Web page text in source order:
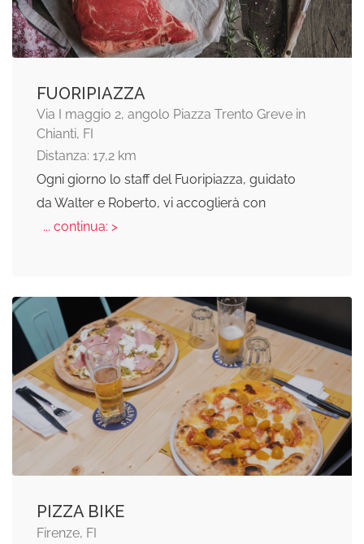
FUORIPIAZZA
Via I maggio 2, angolo Piazza Trento Greve in
Chianti, FI
Distanza: 17,2 km
Ogni giorno lo staff del Fuoripiazza, guidato
da Walter e Roberto, vi accoglierà con
... continua: >
PIZZA BIKE
Firenze, FI